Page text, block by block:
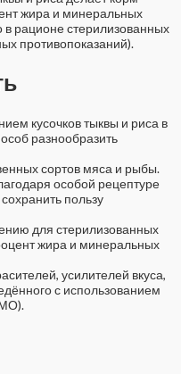
жира и минеральных
в рационе стерилизованных
противопоказаний).
кусочков тыквы и риса в
разнообразить
сортов мяса и рыбы.
особой рецептуре
пользу
для стерилизованных
жира и минеральных
усилителей вкуса,
с использованием